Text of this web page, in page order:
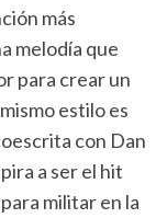
más
melodía que
para crear un
estilo es
con Dan
a ser el hit
militar en la